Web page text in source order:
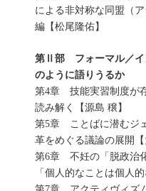
による非対称な同盟（
編【松尾隆佑】
第Ⅱ部 フォーマル／イ
のように語りうるか
第4章 技能実習制度が
読み解く【源島 穣】
第5章 ことばに潜むジ
革をめぐる議論の展開【
第6章 不妊の「脱政治
「個人的なことは個人